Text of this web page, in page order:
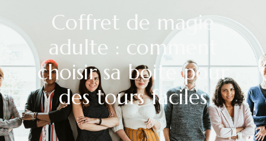
Coffret de magie
adulte : comment
choisir sa boite pour
des tours faciles